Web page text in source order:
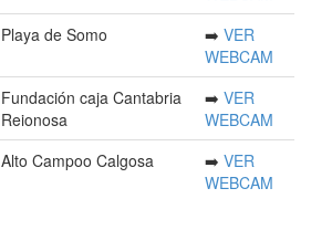
Playa de Somo ➡️ VER
WEBCAM
Fundación caja Cantabria
Reionosa
➡️ VER
WEBCAM
Alto Campoo Calgosa ➡️ VER
WEBCAM